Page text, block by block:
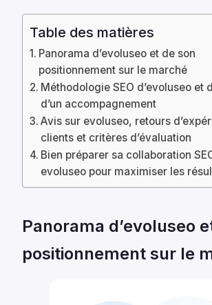
Table des matières
Panorama d’evoluseo et de son
positionnement sur le marché
Méthodologie SEO d’evoluseo et
d’un accompagnement
Avis sur evoluseo, retours
clients et critères d’évaluation
Bien préparer sa collaboration
evoluseo pour maximiser les
Panorama d’evoluseo
positionnement sur le